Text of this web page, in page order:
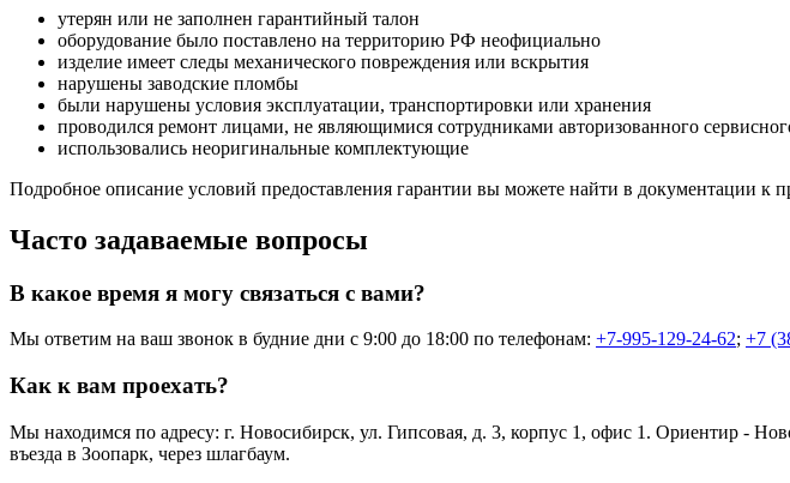
утерян или не заполнен гарантийный талон
оборудование было поставлено на территорию РФ неофициально
изделие имеет следы механического повреждения или вскрытия
нарушены заводские пломбы
были нарушены условия эксплуатации, транспортировки или хранения
проводился ремонт лицами, не являющимися сотрудниками авторизованного
использовались неоригинальные комплектующие
Подробное описание условий предоставления гарантии вы можете найти в документации к
Часто задаваемые вопросы
В какое время я могу связаться с вами?
Мы ответим на ваш звонок в будние дни с 9:00 до 18:00 по телефонам: +7-995-129-24-62; +7
Как к вам проехать?
Мы находимся по адресу: г. Новосибирск, ул. Гипсовая, д. 3, корпус 1, офис 1. Ориентир -
въезда в Зоопарк, через шлагбаум.